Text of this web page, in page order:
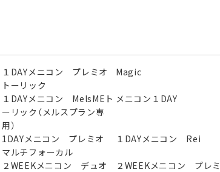
１DAYメニコン プレミオ
トーリック
Magic
１DAYメニコン MelsMEト
ーリック（メルスプラン専
用）
メニコン１DAY
1DAYメニコン プレミオ
マルチフォーカル
１DAYメニコン Rei
２WEEKメニコン デュオ
２WEEKメニコン プレミ